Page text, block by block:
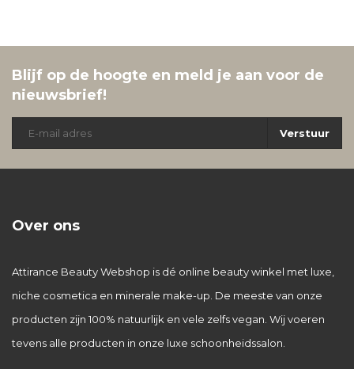
Blijf op de hoogte en meld je aan voor de
nieuwsbrief!
Verstuur
Over ons
Attirance Beauty Webshop is dé online beauty winkel met luxe,
niche cosmetica en minerale make-up. De meeste van onze
producten zijn 100% natuurlijk en vele zelfs vegan. Wij voeren
tevens alle producten in onze luxe schoonheidssalon.